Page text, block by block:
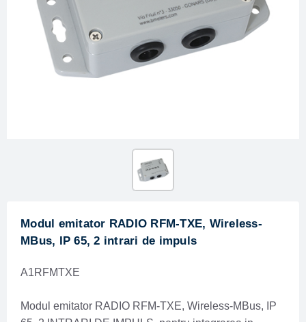
Modul emitator RADIO RFM-TXE, Wireless-
MBus, IP 65, 2 intrari de impuls
A1RFMTXE
Modul emitator RADIO RFM-TXE, Wireless-MBus, IP